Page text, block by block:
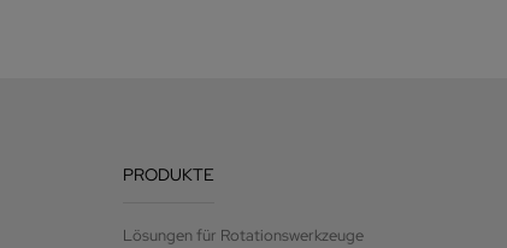
PRODUKTE
Lösungen für Rotationswerkzeuge